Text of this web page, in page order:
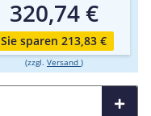
320,74 €
Sie sparen 213,83 €
(zzgl. Versand )